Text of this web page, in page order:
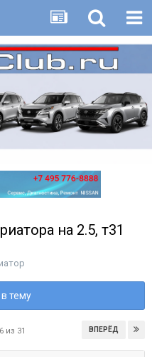
на 2.5, т31
тему
ВПЕРЁД
из 31